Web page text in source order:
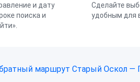
и дату
поиска и
Сделайте
удобным для
маршрут Старый Оскол —